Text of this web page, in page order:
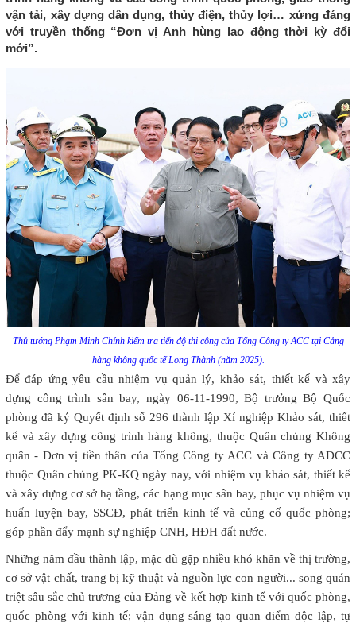
vận tải, xây dựng dân dụng, thủy điện, thủy lợi… xứng đáng
với truyền thống “Đơn vị Anh hùng lao động thời kỳ đổi
mới”.
Thủ tướng Phạm Minh Chính kiểm tra tiến độ thi công của Tổng Công ty ACC tại Cảng
hàng không quốc tế Long Thành (năm 2025).
Để đáp ứng yêu cầu nhiệm vụ quản lý, khảo sát, thiết kế và xây
dựng công trình sân bay, ngày 06-11-1990, Bộ trưởng Bộ Quốc
phòng đã ký Quyết định số 296 thành lập Xí nghiệp Khảo sát, thiết
kế và xây dựng công trình hàng không, thuộc Quân chủng Không
quân - Đơn vị tiền thân của Tổng Công ty ACC và Công ty ADCC
thuộc Quân chủng PK-KQ ngày nay, với nhiệm vụ khảo sát, thiết kế
và xây dựng cơ sở hạ tầng, các hạng mục sân bay, phục vụ nhiệm vụ
huấn luyện bay, SSCĐ, phát triển kinh tế và củng cố quốc phòng;
góp phần đẩy mạnh sự nghiệp CNH, HĐH đất nước.
Những năm đầu thành lập, mặc dù gặp nhiều khó khăn về thị trường,
cơ sở vật chất, trang bị kỹ thuật và nguồn lực con người... song quán
triệt sâu sắc chủ trương của Đảng về kết hợp kinh tế với quốc phòng,
quốc phòng với kinh tế; vận dụng sáng tạo quan điểm độc lập, tự